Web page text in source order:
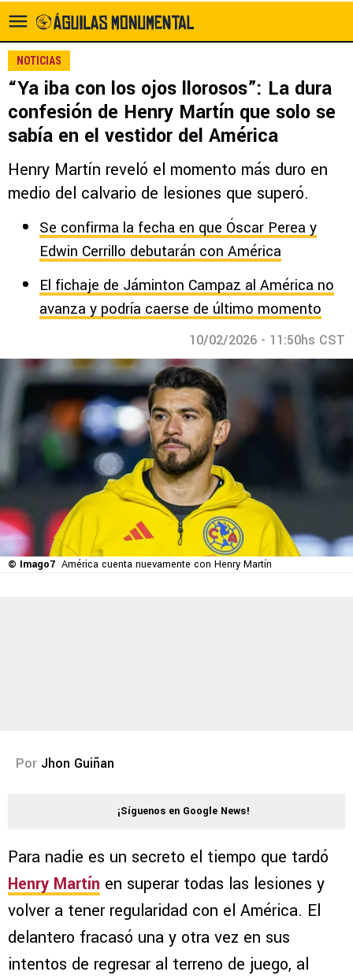
NOTICIAS
“Ya iba con los ojos llorosos”: La dura
confesión de Henry Martín que solo se
sabía en el vestidor del América
Henry Martín reveló el momento más duro en
medio del calvario de lesiones que superó.
Se confirma la fecha en que Óscar Perea y
Edwin Cerrillo debutarán con América
El fichaje de Jáminton Campaz al América no
avanza y podría caerse de último momento
10/02/2026 - 11:50hs CST
© Imago7 América cuenta nuevamente con Henry Martín
Por Jhon Guiñan
¡Síguenos en Google News!
Para nadie es un secreto el tiempo que tardó
Henry Martín en superar todas las lesiones y
volver a tener regularidad con el América. El
delantero fracasó una y otra vez en sus
intentos de regresar al terreno de juego, al